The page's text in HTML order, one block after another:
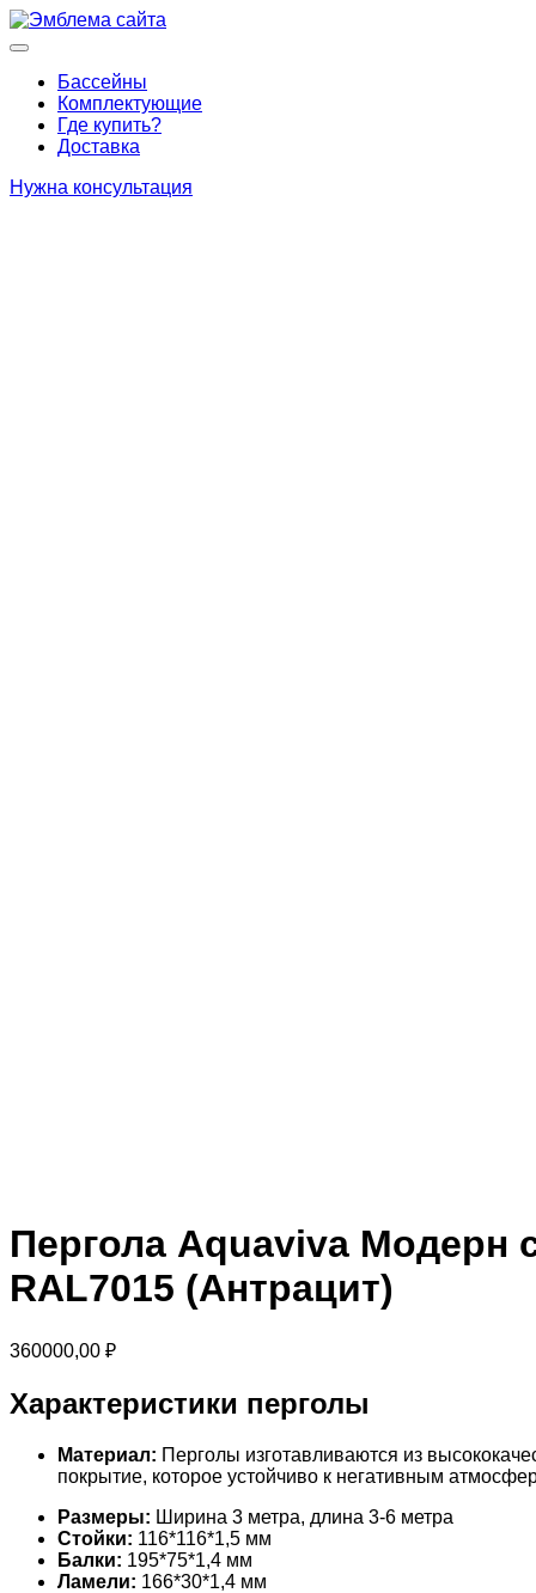
Перейти
к
Основное
Бассейны
Комплектующие
Где купить?
Доставка
Нужна консультация
Пергола Aquaviva Модерн
RAL7015 (Антрацит)
360000,00 ₽
Характеристики перголы
Материал: Перголы изготавливаются из
покрытие, которое устойчиво к негативным
Размеры: Ширина 3 метра, длина 3-6 метра
Стойки: 116*116*1,5 мм
Балки: 195*75*1,4 мм
Ламели: 166*30*1,4 мм